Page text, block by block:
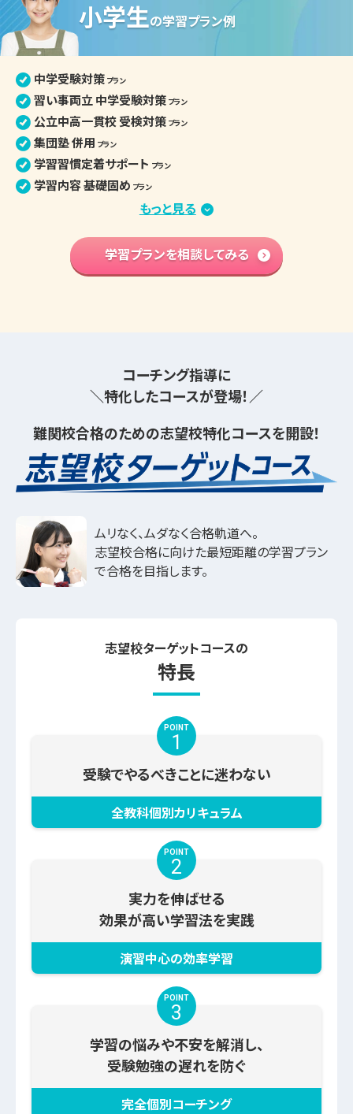
中学生の個別指導詳細
小学生の学習プラン例
中学受験対策 プラン
習い事両立 中学受験対策 プラン
公立中高一貫校 受検対策 プラン
集団塾 併用 プラン
学習習慣定着サポート プラン
学習内容 基礎固め プラン
苦手克服 習い事両立プラン
中学先取り学習プラン
英語検定対策 プラン
もっと見る
学習プランを相談してみる
コーチング指導に
特化したコースが登場！
難関校合格のための志望校特化コースを開設！
ムリなく、ムダなく合格軌道へ。
志望校合格に向けた最短距離の学習プラン
で合格を目指します。
志望校ターゲットコースの
特長
POINT
1
受験でやるべきことに迷わない
全教科個別カリキュラム
POINT
2
実力を伸ばせる
効果が高い学習法を実践
演習中心の効率学習
POINT
3
学習の悩みや不安を解消し、
受験勉強の遅れを防ぐ
完全個別コーチング